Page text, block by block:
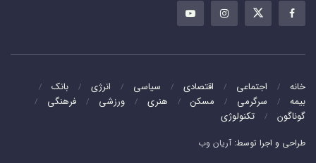
خانه اجتماعی اقتصادی سیاسی انرژی
بانک
بیمه
سرگرمی مسکن هنری ورزشی
فرهنگی
گوناگون
تکنولوژی
طراحی و اجرا توسط: آریان وب